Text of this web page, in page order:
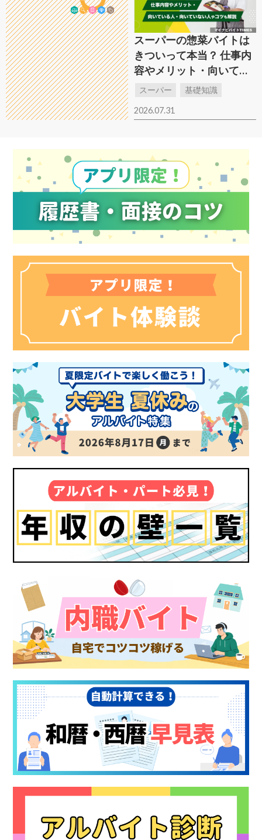
スーパーの惣菜バイトは
きついって本当？ 仕事内
容やメリット・向いてい
る人・向いていない人や
スーパー 基礎知識
2026.07.31